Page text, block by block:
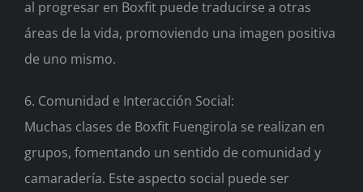
al progresar en Boxfit puede traducirse a otras
áreas de la vida, promoviendo una imagen positiva
de uno mismo.
6. Comunidad e Interacción Social:
Muchas clases de Boxfit Fuengirola se realizan en
grupos, fomentando un sentido de comunidad y
camaradería. Este aspecto social puede ser